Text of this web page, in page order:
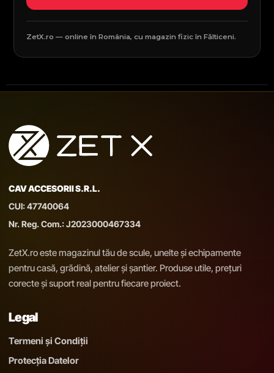
ZetX.ro — online în România, cu magazin fizic în Fălticeni.
CAV ACCESORII S.R.L.
CUI: 47740064
Nr. Reg. Com.: J2023000467334
ZetX.ro este magazinul tău de scule, unelte și echipamente
pentru casă, grădină, atelier și șantier. Produse utile, prețuri
corecte și suport real pentru fiecare proiect.
Legal
Termeni și Condiții
Protecția Datelor